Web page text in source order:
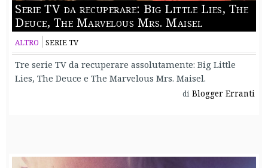
Serie TV da recuperare: Big Little Lies, The
Deuce, The Marvelous Mrs. Maisel
ALTRO SERIE TV
Tre serie TV da recuperare assolutamente: Big Little
Lies, The Deuce e The Marvelous Mrs. Maisel.
di Blogger Erranti